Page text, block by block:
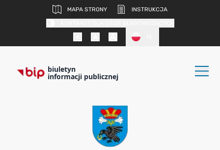
MAPA STRONY
INSTRUKCJA
biuletyn
informacji publicznej